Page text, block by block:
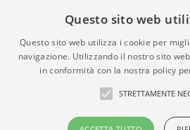
garanzia da parte di
quindi non è responsabile della
correttezza, della completezza,
materia di privacy e/o di alcun
suddetti annunci.
© Copyright 2007 - 2026
Questo sito web
Questo sito web utilizza i cookie per
navigazione. Utilizzando il nostro sito
in conformità con la nostra policy
STRETTAMENTE